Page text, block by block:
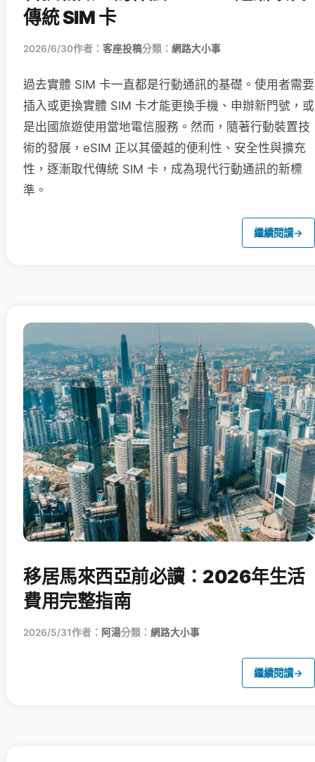
傳統 SIM 卡
2026/6/30作者： 客座投稿分類： 網路大小事
過去實體 SIM 卡一直都是行動通訊的基礎。使用者需要
插入或更換實體 SIM 卡才能更換手機、申辦新門號，或
是出國旅遊使用當地電信服務。然而，隨著行動裝置技
術的發展，eSIM 正以其優越的便利性、安全性與擴充
性，逐漸取代傳統 SIM 卡，成為現代行動通訊的新標
準。
繼續閱讀→
移居馬來西亞前必讀：2026年生活
費用完整指南
2026/5/31作者： 阿湯分類： 網路大小事
繼續閱讀→